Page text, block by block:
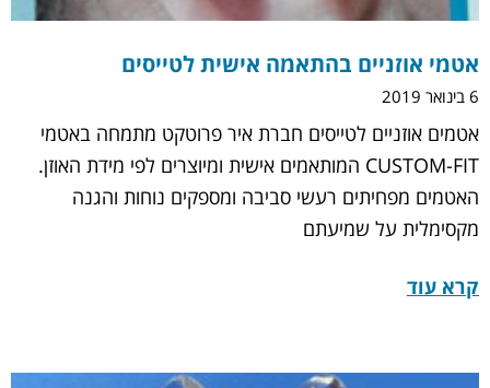
אטמי אוזניים בהתאמה אישית לטייסים
6 בינואר 2019
אטמים אוזניים לטייסים חברת איר פרוטקט מתמחה באטמי
CUSTOM-FIT המותאמים אישית ומיוצרים לפי מידת האוזן.
האטמים מפחיתים רעשי סביבה ומספקים נוחות והגנה
מקסימלית על שמיעתם
קרא עוד